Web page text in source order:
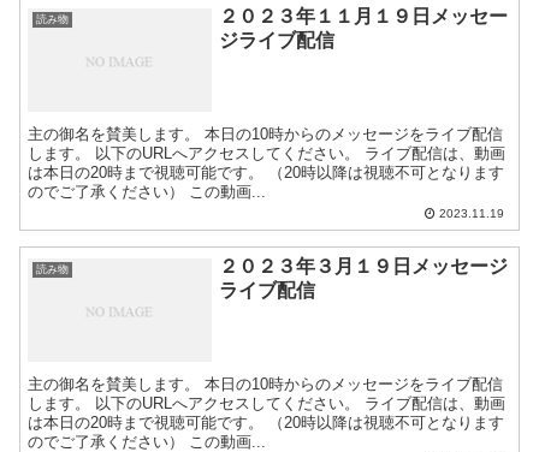
読み物
２０２３年１１月１９日メッセー
ジライブ配信
主の御名を賛美します。 本日の10時からのメッセージをライブ配信
します。 以下のURLへアクセスしてください。 ライブ配信は、動画
は本日の20時まで視聴可能です。 （20時以降は視聴不可となります
のでご了承ください） この動画...
2023.11.19
読み物
２０２３年３月１９日メッセージ
ライブ配信
主の御名を賛美します。 本日の10時からのメッセージをライブ配信
します。 以下のURLへアクセスしてください。 ライブ配信は、動画
は本日の20時まで視聴可能です。 （20時以降は視聴不可となります
のでご了承ください） この動画...